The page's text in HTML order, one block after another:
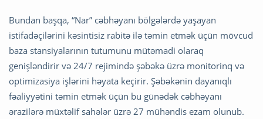
Bundan başqa, “Nar” cəbhəyanı bölgələrdə yaşayan
istifadəçilərini kəsintisiz rabitə ilə təmin etmək üçün mövcud
baza stansiyalarının tutumunu mütəmadi olaraq
genişləndirir və 24/7 rejimində şəbəkə üzrə monitorinq və
optimizasiya işlərini həyata keçirir. Şəbəkənin dayanıqlı
fəaliyyətini təmin etmək üçün bu günədək cəbhəyanı
ərazilərə müxtəlif sahələr üzrə 27 mühəndis ezam olunub.